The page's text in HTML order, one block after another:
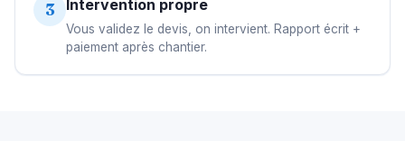
3 Intervention propre
Vous validez le devis, on intervient. Rapport écrit +
paiement après chantier.